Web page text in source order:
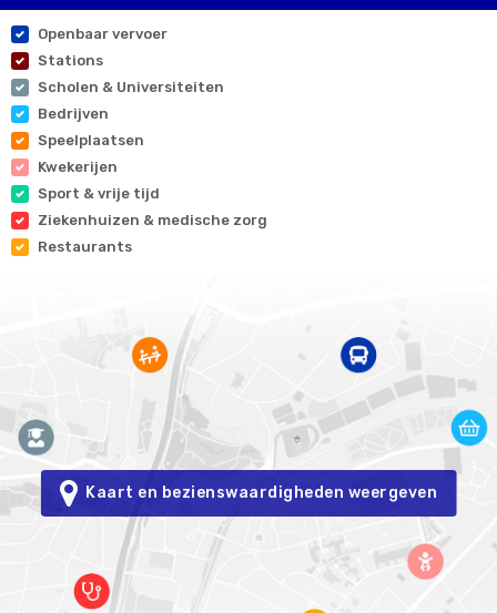
Openbaar vervoer
Stations
Scholen & Universiteiten
Bedrijven
Speelplaatsen
Kwekerijen
Sport & vrije tijd
Ziekenhuizen & medische zorg
Restaurants
Kaart en bezienswaardigheden weergeven